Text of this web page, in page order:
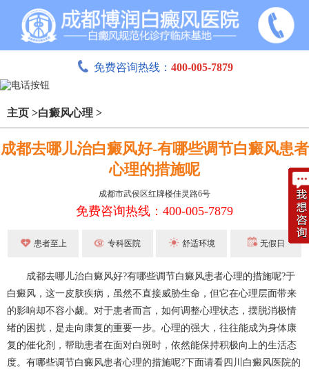
免费咨询热线： 400-005-7879
主页 >白癜风心理 >
成都去哪儿治白癜风好-有哪些调节白癜风患者
心理的措施呢
成都市武侯区红牌楼佳灵路6号
免费咨询热线：400-005-7879
患者至上 专科医院 舒适环境 无假日
成都去哪儿治白癜风好?有哪些调节白癜风患者心理的措施呢?于
白癜风，这一皮肤疾病，虽然不直接威胁生命，但它在心理层面带来
的影响却不容小觑。对于患者而言，如何调整心理状态，摆脱消极情
绪的困扰，是走向康复的重要一步。心理的强大，往往能成为身体康
复的催化剂，帮助患者在面对白斑时，依然能保持积极向上的生活态
度。有哪些调节白癜风患者心理的措施呢?下面请看四川白癜风医院的